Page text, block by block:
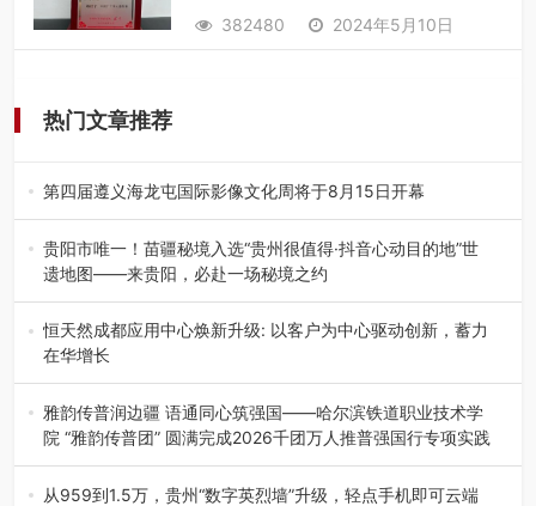
382480 2024年5月10日
热门文章推荐
第四届遵义海龙屯国际影像文化周将于8月15日开幕
8月7日，第四届遵义海龙屯国际影像文化周媒体通气会在世
界文化遗产地海龙屯核心景区…
贵阳市唯一！苗疆秘境入选“贵州很值得·抖音心动目的地”世
遗地图——来贵阳，必赴一场秘境之约
2026年7月21日，2026年“贵州很值得”暨抖音“心动目的
地”（贵州站）主题…
恒天然成都应用中心焕新升级: 以客户为中心驱动创新，蓄力
在华增长
融合全球研发实力与本土洞察，深化客户共创，赋能西南市
场创新发展 （7月27日，成…
雅韵传普润边疆 语通同心筑强国——哈尔滨铁道职业技术学
院 “雅韵传普团” 圆满完成2026千团万人推普强国行专项实践
为扎实推进2026“千团万人推普强国行”大学生暑期社会实
践，牢牢紧扣 “雅韵传普…
从959到1.5万，贵州“数字英烈墙”升级，轻点手机即可云端